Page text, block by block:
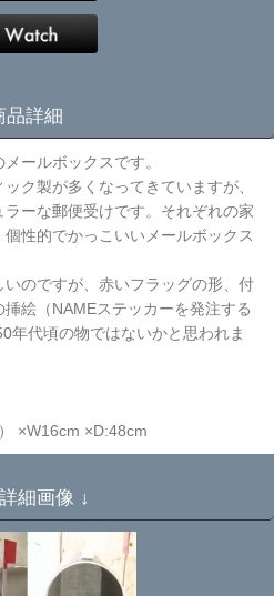
品詳細
ールボックスです。
ク製が多くなってきていますが、
ーな郵便受けです。それぞれの家
性的でかっこいいメールボックス
のですが、赤いフラッグの形、付
絵（NAMEステッカーを発注する
年代頃の物ではないかと思われま
×W16cm ×D:48cm
細画像 ↓